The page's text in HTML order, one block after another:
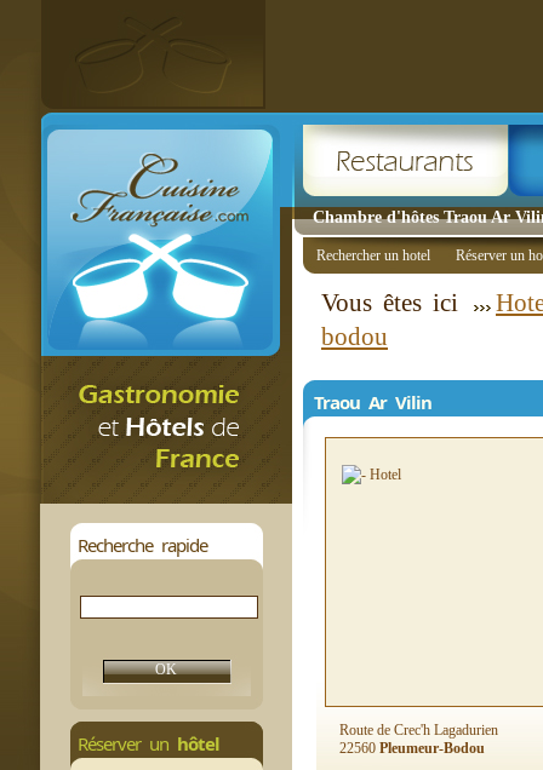
Chambre d'hôtes Traou Ar
Recherche rapide
Réserver un hôtel
Rechercher un hotel Réserver un
Vous êtes ici
bodou
Traou Ar Vilin
Route de Crec'h Lagadurien
22560 Pleumeur-Bodou